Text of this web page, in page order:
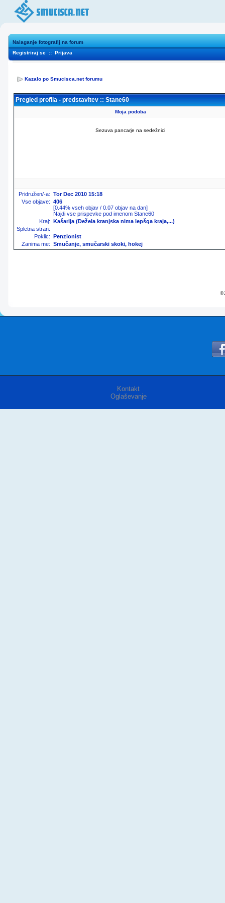
Nalaganje fotografij na forum
Registriraj se :: Prijava
Kazalo po Smucisca.net forumu
Pregled profila - predstavitev :: Stane60
Moja podoba
Sezuva pancarje na sedežnici
Pridružen/-a: Tor Dec 2010 15:18
Vse objave: 406
[0.44% vseh objav / 0.07 objav na dan]
Najdi vse prispevke pod imenom Stane60
Kraj: Kašarija (Dežela kranjska nima lepšga kraja,...)
Spletna stran:
Poklic: Penzionist
Zanima me: Smučanje, smučarski skoki, hokej
©
Kontakt
Oglaševanje